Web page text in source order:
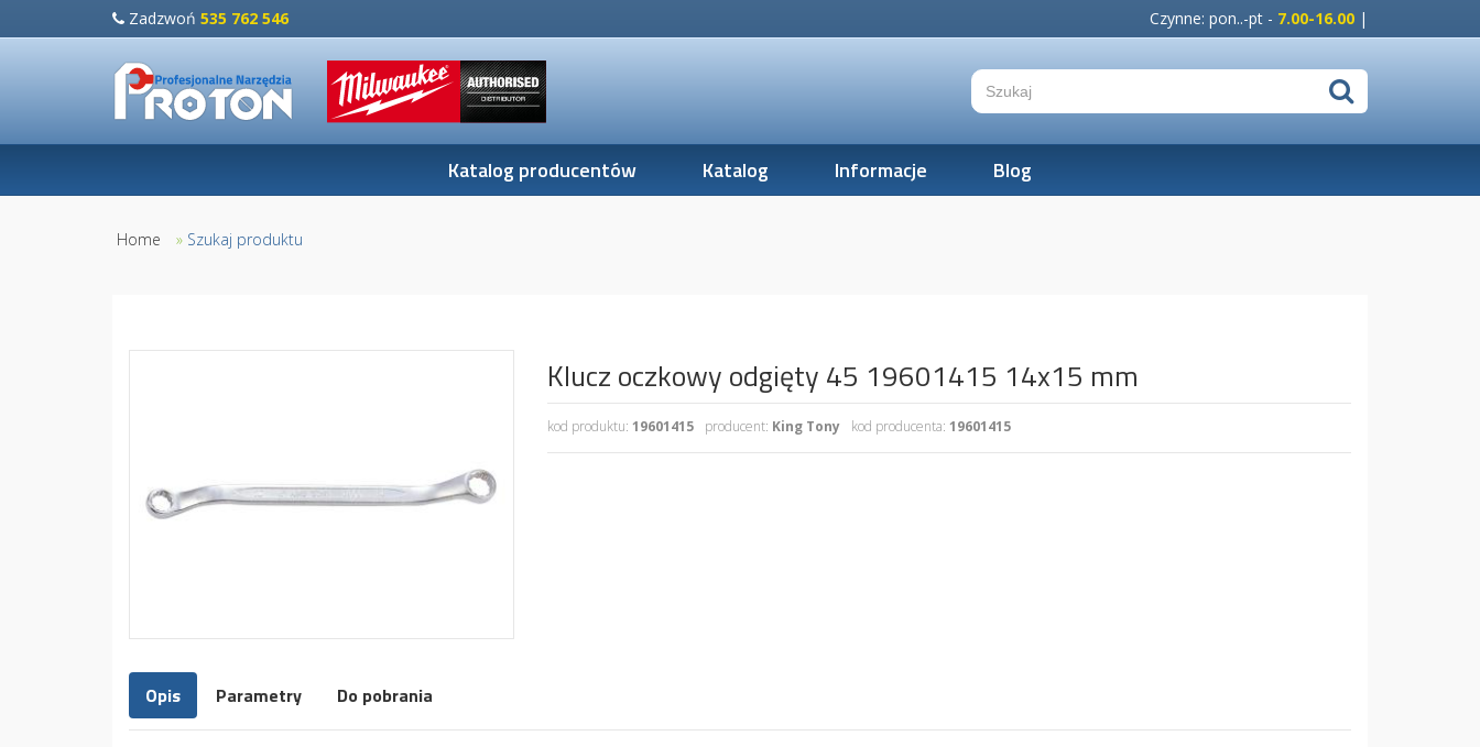
Zadzwoń 535 762 546 Czynne: pon..-pt - 7.00-16.00 |
Katalog producentów Katalog Informacje Blog
Home » Szukaj produktu
Klucz oczkowy odgięty 45 19601415 14x15 mm
kod produktu: 19601415 producent: King Tony kod producenta: 19601415
Opis Parametry Do pobrania